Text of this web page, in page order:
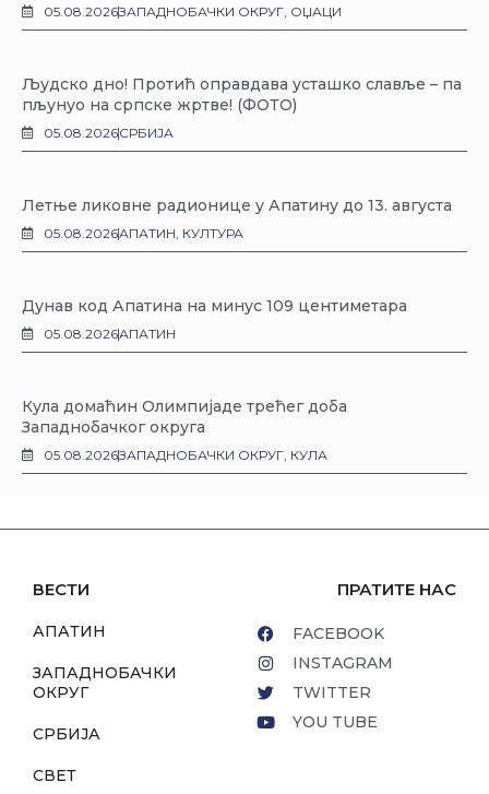
05.08.2026ЗАПАДНОБАЧКИ ОКРУГ, ОЏАЦИ
Људско дно! Протић оправдава усташко славље – па
пљунуо на српске жртве! (ФОТО)
05.08.2026СРБИЈА
Летње ликовне радионице у Апатину до 13. августа
05.08.2026АПАТИН, КУЛТУРА
Дунав код Апатина на минус 109 центиметара
05.08.2026АПАТИН
Кула домаћин Олимпијаде трећег доба
Западнобачког округа
05.08.2026ЗАПАДНОБАЧКИ ОКРУГ, КУЛА
ВЕСТИ
АПАТИН
ЗАПАДНОБАЧКИ
ОКРУГ
СРБИЈА
СВЕТ
ПРАТИТЕ НАС
FACEBOOK
INSTAGRAM
TWITTER
YOU TUBE